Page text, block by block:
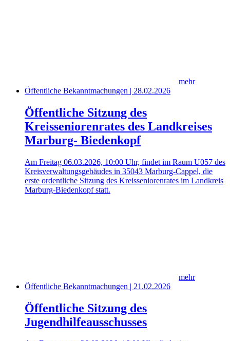
mehr
Öffentliche Bekanntmachungen | 28.02.2026
Öffentliche Sitzung des
Kreisseniorenrates des Landkreises
Marburg- Biedenkopf
Am Freitag 06.03.2026, 10:00 Uhr, findet im Raum U057 des
Kreisverwaltungsgebäudes in 35043 Marburg-Cappel, die
erste ordentliche Sitzung des Kreisseniorenrates im Landkreis
Marburg-Biedenkopf statt.
mehr
Öffentliche Bekanntmachungen | 21.02.2026
Öffentliche Sitzung des
Jugendhilfeausschusses